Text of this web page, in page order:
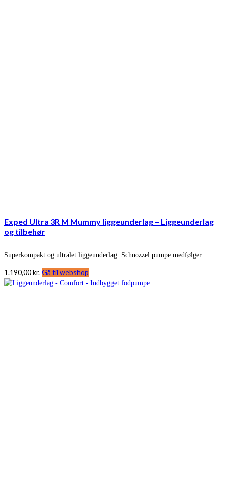
Exped Ultra 3R M Mummy liggeunderlag – Liggeunderlag
og tilbehør
Superkompakt og ultralet liggeunderlag. Schnozzel pumpe medfølger.
1.190,00kr. Gå til webshop